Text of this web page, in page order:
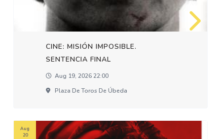
CINE: MISIÓN IMPOSIBLE.
SENTENCIA FINAL
Aug 19, 2026 22:00
Plaza De Toros De Úbeda
Aug
20